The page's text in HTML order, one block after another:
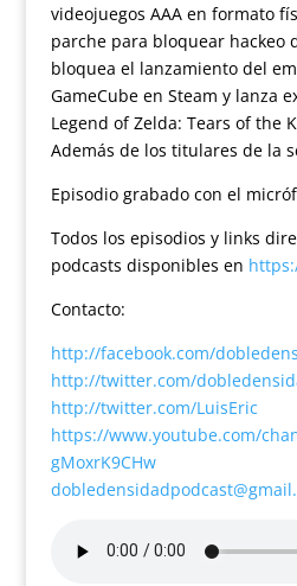
videojuegos AAA en formato
parche para bloquear hackeo
bloquea el lanzamiento del
GameCube en Steam y lanza
Legend of Zelda: Tears of the
Además de los titulares de la
Episodio grabado con el
Todos los episodios y links
podcasts disponibles en
Contacto:
http://facebook.com/
http://twitter.com/
http://twitter.com/LuisEric
https://www.youtube.com/
gMoxrK9CHw